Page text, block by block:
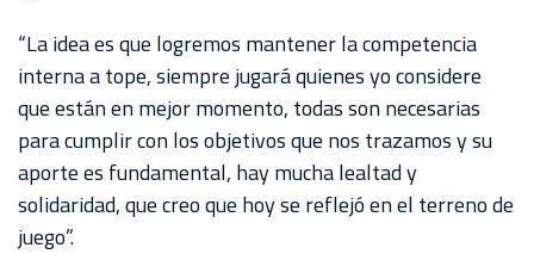
“La idea es que logremos mantener la competencia
interna a tope, siempre jugará quienes yo considere
que están en mejor momento, todas son necesarias
para cumplir con los objetivos que nos trazamos y su
aporte es fundamental, hay mucha lealtad y
solidaridad, que creo que hoy se reflejó en el terreno de
juego”.